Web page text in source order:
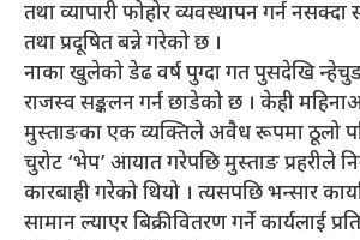
तथा व्यापारी फोहोर व्यवस्थापन गर्न नसक्दा
तथा प्रदूषित बन्ने गरेको छ ।
नाका खुलेको डेढ वर्ष पुग्दा गत पुसदेखि
राजस्व सङ्कलन गर्न छाडेको छ । केही
मुस्ताङका एक व्यक्तिले अवैध रूपमा ठूलो
चुरोट ‘भेप’ आयात गरेपछि मुस्ताङ प्रहरीले
कारबाही गरेको थियो । त्यसपछि भन्सार
सामान ल्याएर बिक्रीवितरण गर्ने कार्यलाई